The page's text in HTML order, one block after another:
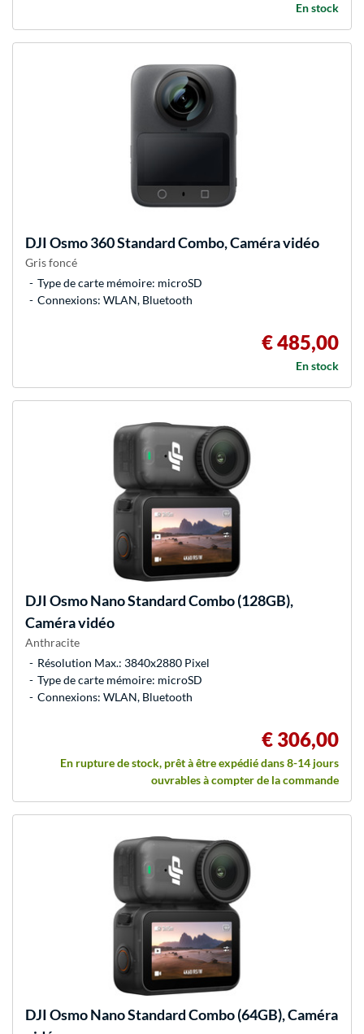
En stock
DJI Osmo 360 Standard Combo, Caméra vidéo
Gris foncé
Type de carte mémoire: microSD
Connexions: WLAN, Bluetooth
€ 485,00
En stock
DJI Osmo Nano Standard Combo (128GB),
Caméra vidéo
Anthracite
Résolution Max.: 3840x2880 Pixel
Type de carte mémoire: microSD
Connexions: WLAN, Bluetooth
€ 306,00
En rupture de stock, prêt à être expédié dans 8-14 jours
ouvrables à compter de la commande
DJI Osmo Nano Standard Combo (64GB), Caméra